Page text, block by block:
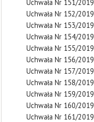
Uchwała Nr 151/2019
Uchwała Nr 152/2019
Uchwała Nr 153/2019
Uchwała Nr 154/2019
Uchwała Nr 155/2019
Uchwała Nr 156/2019
Uchwała Nr 157/2019
Uchwała Nr 158/2019
Uchwała Nr 159/2019
Uchwała Nr 160/2019
Uchwała Nr 161/2019